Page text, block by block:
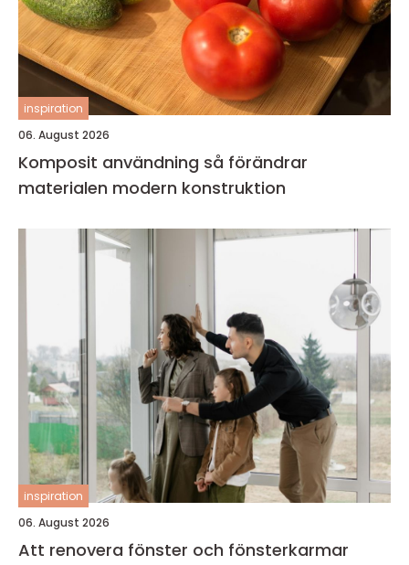
inspiration
06. August 2026
Komposit användning så förändrar
materialen modern konstruktion
inspiration
06. August 2026
Att renovera fönster och fönsterkarmar